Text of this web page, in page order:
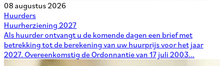
08 augustus 2026
Huurders
Huurherziening 2027
Als huurder ontvangt u de komende dagen een brief met
betrekking tot de berekening van uw huurprijs voor het jaar
2027. Overeenkomstig de Ordonnantie van 17 juli 2003...